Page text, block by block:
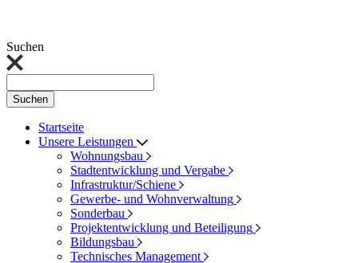
Suchen
Suchen
Startseite
Unsere Leistungen
Wohnungsbau
Stadtentwicklung und Vergabe
Infrastruktur/Schiene
Gewerbe- und Wohnverwaltung
Sonderbau
Projektentwicklung und Beteiligung
Bildungsbau
Technisches Management